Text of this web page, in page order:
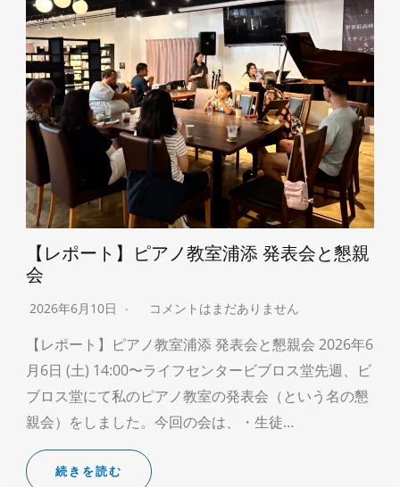
【レポート】ピアノ教室浦添 発表会と懇親
会
2026年6月10日 コメントはまだありません
【レポート】ピアノ教室浦添 発表会と懇親会 2026年6
月6日 (土) 14:00〜ライフセンタービブロス堂先週、ビ
ブロス堂にて私のピアノ教室の発表会（という名の懇
親会）をしました。今回の会は、・生徒…
続きを読む